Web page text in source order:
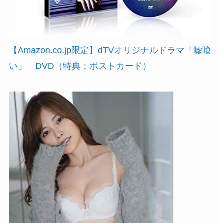
【Amazon.co.jp限定】dTVオリジナルドラマ「嘘喰
い」 DVD（特典：ポストカード）